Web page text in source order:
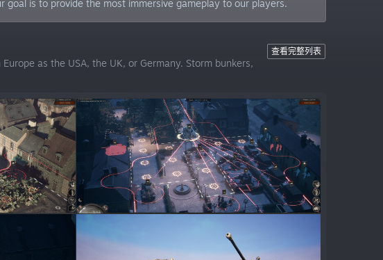
is to provide the most immersive gameplay to our players.
查看完整列表
as the USA, the UK, or Germany. Storm bunkers,